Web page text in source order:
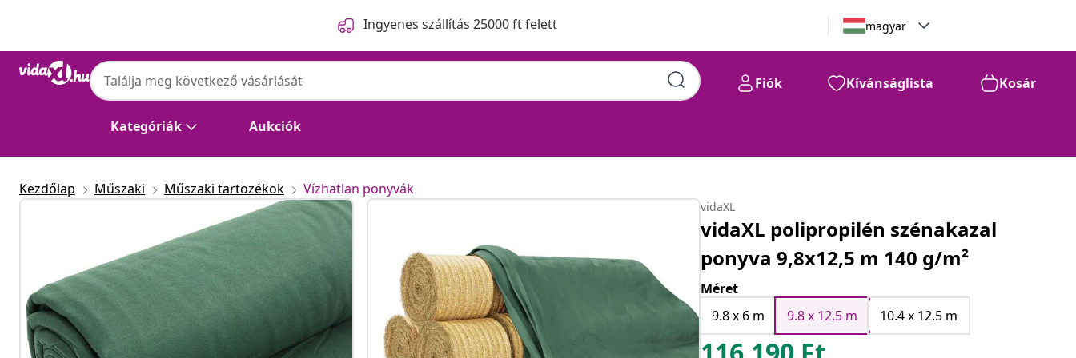
Ingyenes szállítás 25000 ft felett magyar
Kategóriák Aukciók
Fiók Kívánságlista Kosár
Kezdőlap Műszaki Műszaki tartozékok Vízhatlan ponyvák
vidaXL
vidaXL polipropilén szénakazal
ponyva 9,8x12,5 m 140 g/m²
Méret
9.8 x 6 m
9.8 x 12.5 m 10.4 x 12.5 m